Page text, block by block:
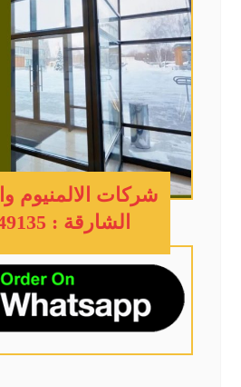
شركات الالمنيوم
الشارقة : 0502949135